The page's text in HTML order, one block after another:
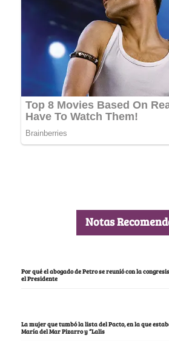
Notas
Por qué el abogado de Petro se reunió con la
el Presidente
La mujer que tumbó la lista del Pacto, en la que
María del Mar Pizarro y “Lalis